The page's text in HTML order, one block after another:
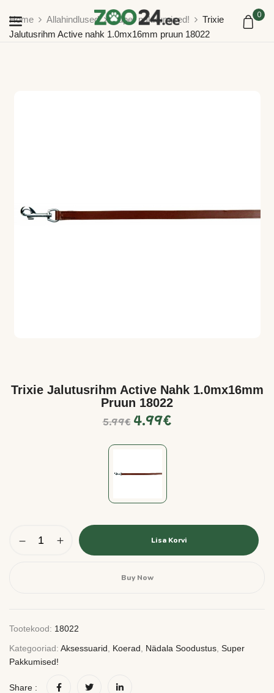
0
Home Allahindlused Super pakkumised!
Trixie
Jalutusrihm Active nahk 1.0mx16mm pruun 18022
Trixie Jalutusrihm Active Nahk 1.0mx16mm
Pruun 18022
5.99€ 4.99€
Lisa Korvi
Buy Now
Tootekood: 18022
Kategooriad: Aksessuarid Koerad Nädala Soodustus Super
Pakkumised!
Share :